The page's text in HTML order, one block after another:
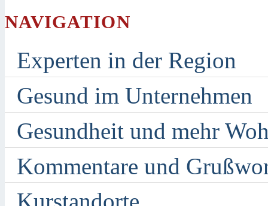
NAVIGATION
Experten in der Region
Gesund im Unternehmen
Gesundheit und mehr
Kommentare und